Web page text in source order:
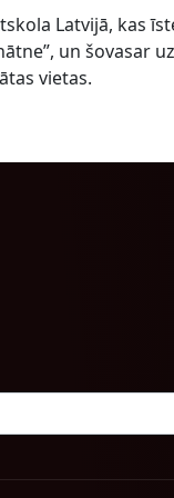
Latvijā, kas
un šovasar
vietas.